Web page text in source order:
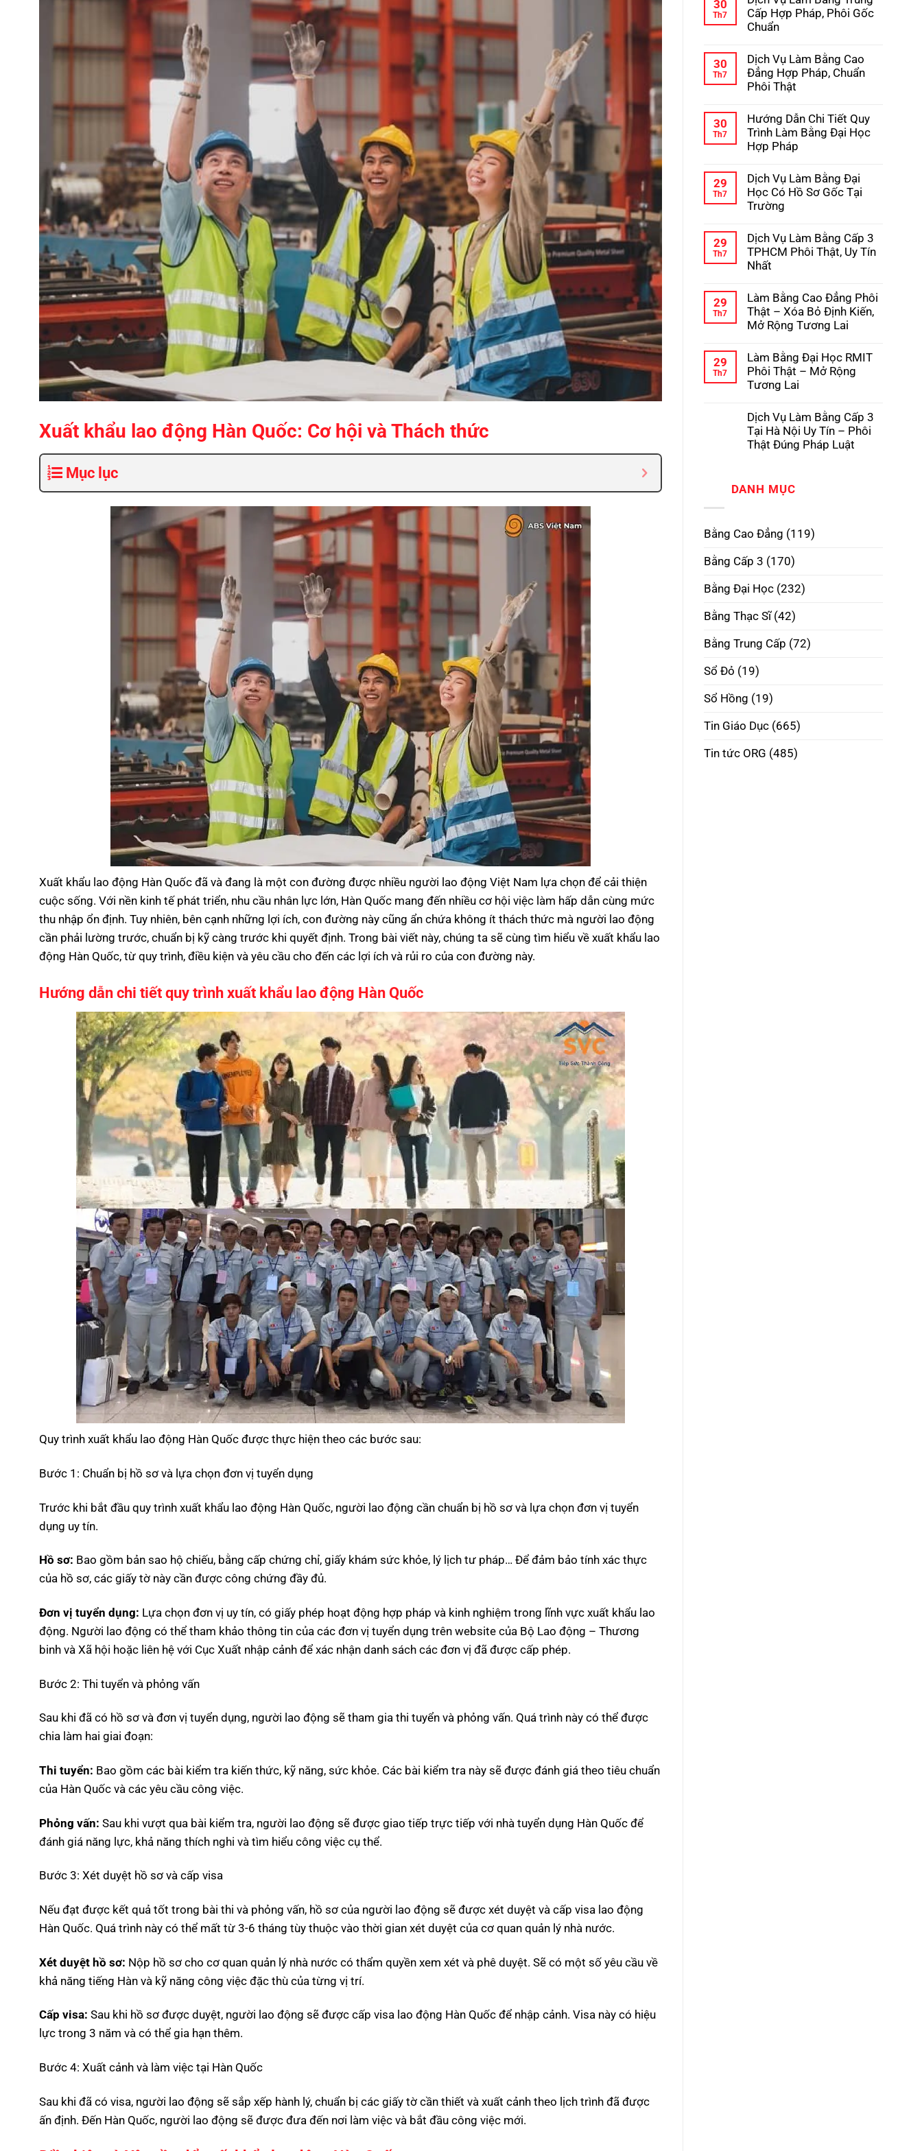
Xuất khẩu lao động Hàn Quốc: Cơ hội và Thách thức
Mục lục
Xuất khẩu lao động Hàn Quốc đã và đang là một con đường được nhiều người lao động Việt Nam lựa chọn để cải thiện
cuộc sống. Với nền kinh tế phát triển, nhu cầu nhân lực lớn, Hàn Quốc mang đến nhiều cơ hội việc làm hấp dẫn cùng mức
thu nhập ổn định. Tuy nhiên, bên cạnh những lợi ích, con đường này cũng ẩn chứa không ít thách thức mà người lao động
cần phải lường trước, chuẩn bị kỹ càng trước khi quyết định. Trong bài viết này, chúng ta sẽ cùng tìm hiểu về xuất khẩu lao
động Hàn Quốc, từ quy trình, điều kiện và yêu cầu cho đến các lợi ích và rủi ro của con đường này.
Hướng dẫn chi tiết quy trình xuất khẩu lao động Hàn Quốc
Quy trình xuất khẩu lao động Hàn Quốc được thực hiện theo các bước sau:
Bước 1: Chuẩn bị hồ sơ và lựa chọn đơn vị tuyển dụng
Trước khi bắt đầu quy trình xuất khẩu lao động Hàn Quốc, người lao động cần chuẩn bị hồ sơ và lựa chọn đơn vị tuyển
dụng uy tín.
Hồ sơ: Bao gồm bản sao hộ chiếu, bằng cấp chứng chỉ, giấy khám sức khỏe, lý lịch tư pháp… Để đảm bảo tính xác thực
của hồ sơ, các giấy tờ này cần được công chứng đầy đủ.
Đơn vị tuyển dụng: Lựa chọn đơn vị uy tín, có giấy phép hoạt động hợp pháp và kinh nghiệm trong lĩnh vực xuất khẩu lao
động. Người lao động có thể tham khảo thông tin của các đơn vị tuyển dụng trên website của Bộ Lao động – Thương
binh và Xã hội hoặc liên hệ với Cục Xuất nhập cảnh để xác nhận danh sách các đơn vị đã được cấp phép.
Bước 2: Thi tuyển và phỏng vấn
Sau khi đã có hồ sơ và đơn vị tuyển dụng, người lao động sẽ tham gia thi tuyển và phỏng vấn. Quá trình này có thể được
chia làm hai giai đoạn:
Thi tuyển: Bao gồm các bài kiểm tra kiến thức, kỹ năng, sức khỏe. Các bài kiểm tra này sẽ được đánh giá theo tiêu chuẩn
của Hàn Quốc và các yêu cầu công việc.
Phỏng vấn: Sau khi vượt qua bài kiểm tra, người lao động sẽ được giao tiếp trực tiếp với nhà tuyển dụng Hàn Quốc để
đánh giá năng lực, khả năng thích nghi và tìm hiểu công việc cụ thể.
Bước 3: Xét duyệt hồ sơ và cấp visa
Nếu đạt được kết quả tốt trong bài thi và phỏng vấn, hồ sơ của người lao động sẽ được xét duyệt và cấp visa lao động
Hàn Quốc. Quá trình này có thể mất từ 3-6 tháng tùy thuộc vào thời gian xét duyệt của cơ quan quản lý nhà nước.
Xét duyệt hồ sơ: Nộp hồ sơ cho cơ quan quản lý nhà nước có thẩm quyền xem xét và phê duyệt. Sẽ có một số yêu cầu về
khả năng tiếng Hàn và kỹ năng công việc đặc thù của từng vị trí.
Cấp visa: Sau khi hồ sơ được duyệt, người lao động sẽ được cấp visa lao động Hàn Quốc để nhập cảnh. Visa này có hiệu
lực trong 3 năm và có thể gia hạn thêm.
Bước 4: Xuất cảnh và làm việc tại Hàn Quốc
Sau khi đã có visa, người lao động sẽ sắp xếp hành lý, chuẩn bị các giấy tờ cần thiết và xuất cảnh theo lịch trình đã được
ấn định. Đến Hàn Quốc, người lao động sẽ được đưa đến nơi làm việc và bắt đầu công việc mới.
Học
–
Kinh
Lừa
Đảo
luận
ở
Hướng
Tiết
Quy
Trình
Làm
3
Hợp
Pháp
30
Th7
Cấp Hợp Pháp, Phôi Gốc
Chuẩn
bình
luận
ở
Dịch
Bằng
Trung
Cấp
Hợp
Gốc
Chuẩn
30
Th7
Dịch Vụ Làm Bằng Cao
Đẳng Hợp Pháp, Chuẩn
Phôi Thật
bình
luận
ở
Dịch
Bằng
Cao
Đẳng
Hợp
Phôi
Thật
30
Th7
Hướng Dẫn Chi Tiết Quy
Trình Làm Bằng Đại Học
Hợp Pháp
bình
luận
ở
Hướng
Tiết
Quy
Trình
Làm
Học
Hợp
Pháp
29
Th7
Dịch Vụ Làm Bằng Đại
Học Có Hồ Sơ Gốc Tại
Trường
bình
luận
ở
Dịch
Bằng
Đại
Học
Có
Gốc
Tại
Trường
29
Th7
Dịch Vụ Làm Bằng Cấp 3
TPHCM Phôi Thật, Uy Tín
Nhất
bình
luận
ở
Dịch
Bằng
Cấp
3
TPHCM
Uy
Tín
Nhất
29
Th7
Làm Bằng Cao Đẳng Phôi
Thật – Xóa Bỏ Định Kiến,
Mở Rộng Tương Lai
bình
luận
ở
Làm
Đẳng
Phôi
Thật
Kiến,
Mở
29
Th7
Làm Bằng Đại Học RMIT
Phôi Thật – Mở Rộng
Tương Lai
bình
luận
ở
Làm
RMIT
Phôi
Rộng
Dịch Vụ Làm Bằng Cấp 3
Tại Hà Nội Uy Tín – Phôi
Thật Đúng Pháp Luật
luận
Bằng
3
Tại
Nội
Uy
–
Phôi
Đúng
Pháp
DANH MỤC
Bằng Cao Đẳng (119)
Bằng Cấp 3 (170)
Bằng Đại Học(232)
Bằng Thạc Sĩ(42)
Bằng Trung Cấp (72)
Sổ Đỏ (19)
Sổ Hồng (19)
Tin Giáo Dục(665)
Tin tức ORG (485)